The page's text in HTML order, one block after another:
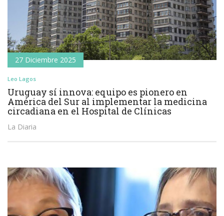
27 Diciembre 2025
Leo Lagos
Uruguay sí innova: equipo es pionero en
América del Sur al implementar la medicina
circadiana en el Hospital de Clínicas
La Diaria